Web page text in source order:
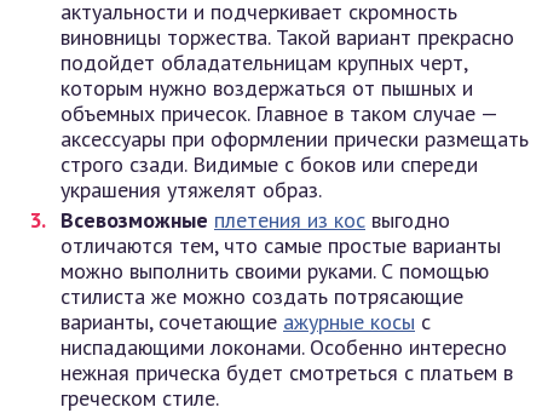
актуальности и подчеркивает скромность
виновницы торжества. Такой вариант прекрасно
подойдет обладательницам крупных черт,
которым нужно воздержаться от пышных и
объемных причесок. Главное в таком случае —
аксессуары при оформлении прически размещать
строго сзади. Видимые с боков или спереди
украшения утяжелят образ.
Всевозможные плетения из кос выгодно
отличаются тем, что самые простые варианты
можно выполнить своими руками. С помощью
стилиста же можно создать потрясающие
варианты, сочетающие ажурные косы с
ниспадающими локонами. Особенно интересно
нежная прическа будет смотреться с платьем в
греческом стиле.